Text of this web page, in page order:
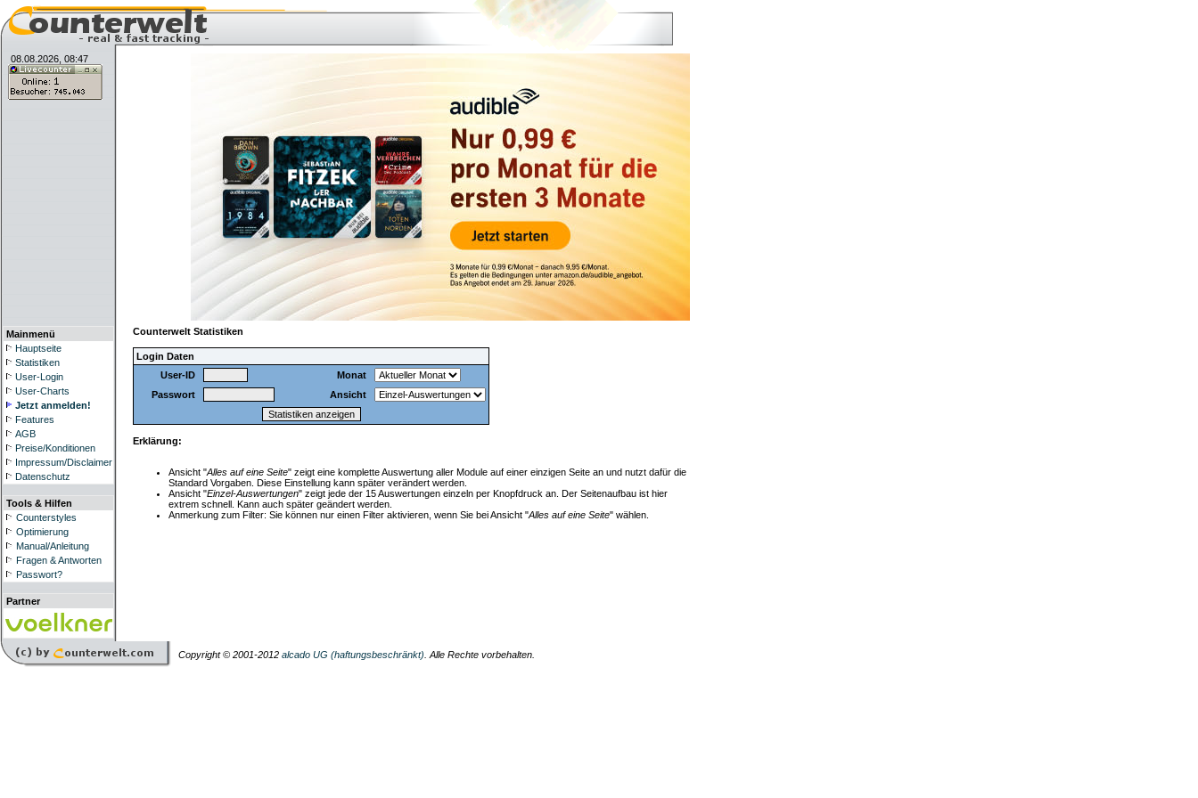
08.08.2026, 08:47
Mainmenü
Hauptseite
Statistiken
User-Login
User-Charts
Jetzt anmelden!
Features
AGB
Preise/Konditionen
Impressum/Disclaimer
Datenschutz
Tools & Hilfen
Counterstyles
Optimierung
Manual/Anleitung
Fragen & Antworten
Passwort?
Partner
Counterwelt Statistiken
Login Daten
User-ID
Monat
Passwort
Ansicht
Erklärung:
Ansicht "Alles auf eine Seite" zeigt eine komplette Auswertung aller Module auf einer einzigen Seite an und nutzt dafür die
Standard Vorgaben. Diese Einstellung kann später verändert werden.
Ansicht "Einzel-Auswertungen" zeigt jede der 15 Auswertungen einzeln per Knopfdruck an. Der Seitenaufbau ist hier
extrem schnell. Kann auch später geändert werden.
Anmerkung zum Filter: Sie können nur einen Filter aktivieren, wenn Sie bei Ansicht "Alles auf eine Seite" wählen.
Copyright © 2001-2012 alcado UG (haftungsbeschränkt) . Alle Rechte vorbehalten.